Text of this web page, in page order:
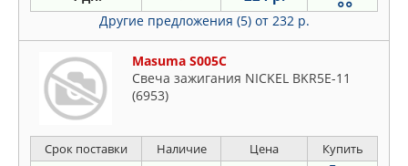
Другие предложения (5) от 232 р.
Masuma S005C
Свеча зажигания NICKEL BKR5E-11
(6953)
Срок поставки Наличие Цена Купить